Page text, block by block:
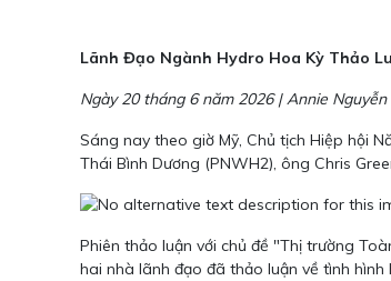
Lãnh Đạo Ngành Hydro Hoa Kỳ Thảo
Ngày 20 tháng 6 năm 2026 | Annie Nguyễn
Sáng nay theo giờ Mỹ, Chủ tịch Hiệp hội
Thái Bình Dương (PNWH2), ông Chris
Phiên thảo luận với chủ đề "Thị trường
hai nhà lãnh đạo đã thảo luận về tình